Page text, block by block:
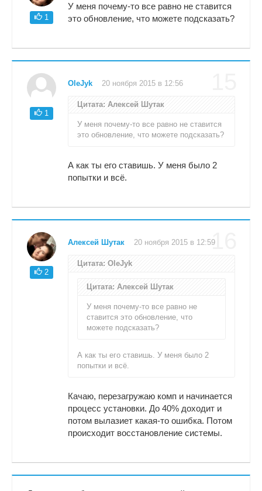
1
У меня почему-то все равно не ставится
это обновление, что можете подсказать?
1
OleJyk 20 ноября 2015 в 12:56
Цитата: Алексей Шутак
У меня почему-то все равно не ставится
это обновление, что можете подсказать?
А как ты его ставишь. У меня было 2
попытки и всё.
16
2
Алексей Шутак 20 ноября 2015 в 12:59
Цитата: OleJyk
Цитата: Алексей Шутак
У меня почему-то все равно не
ставится это обновление, что
можете подсказать?
А как ты его ставишь. У меня было 2
попытки и всё.
Качаю, перезагружаю комп и начинается
процесс установки. До 40% доходит и
потом вылазиет какая-то ошибка. Потом
происходит восстановление системы.